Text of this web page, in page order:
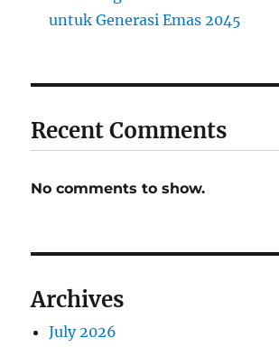
untuk Generasi Emas 2045
Recent Comments
No comments to show.
Archives
July 2026